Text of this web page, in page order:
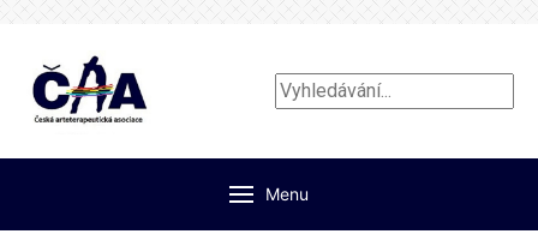
Vyhledávání...
Menu